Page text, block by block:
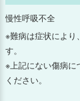
2024年3月
2024年2月
慢性呼吸不全
※難病は症状により
す。
※上記にない傷病に
ください。